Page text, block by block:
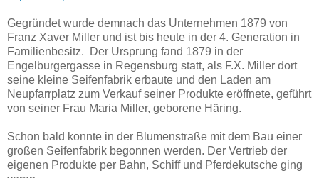
Gegründet wurde demnach das Unternehmen 1879 von
Franz Xaver Miller und ist bis heute in der 4. Generation in
Familienbesitz. Der Ursprung fand 1879 in der
Engelburgergasse in Regensburg statt, als F.X. Miller dort
seine kleine Seifenfabrik erbaute und den Laden am
Neupfarrplatz zum Verkauf seiner Produkte eröffnete, geführt
von seiner Frau Maria Miller, geborene Häring.
Schon bald konnte in der Blumenstraße mit dem Bau einer
großen Seifenfabrik begonnen werden. Der Vertrieb der
eigenen Produkte per Bahn, Schiff und Pferdekutsche ging